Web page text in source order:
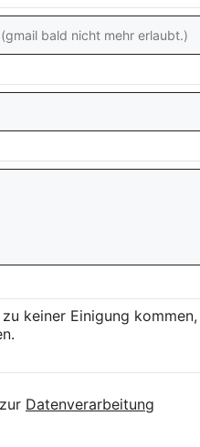
keiner Einigung
Datenverarbeitung